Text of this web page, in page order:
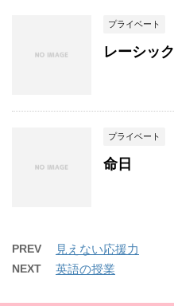
プライベート
レーシック
プライベート
命日
PREV 見えない応援力
NEXT 英語の授業